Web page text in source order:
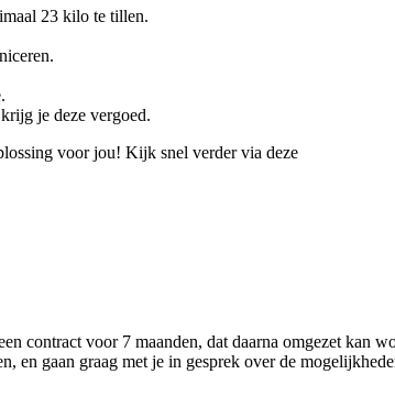
23 kilo te tillen.
je deze vergoed.
voor jou! Kijk snel verder via deze
contract voor 7 maanden, dat daarna omgezet kan
en gaan graag met je in gesprek over de